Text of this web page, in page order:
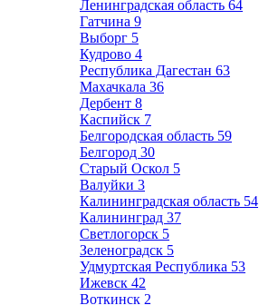
Ленинградская область 64
Гатчина 9
Выборг 5
Кудрово 4
Республика Дагестан 63
Махачкала 36
Дербент 8
Каспийск 7
Белгородская область 59
Белгород 30
Старый Оскол 5
Валуйки 3
Калининградская область 54
Калининград 37
Светлогорск 5
Зеленоградск 5
Удмуртская Республика 53
Ижевск 42
Воткинск 2